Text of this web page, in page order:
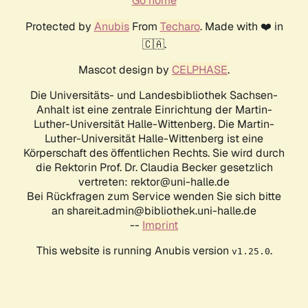
Protected by AnubisFrom Techaro. Made with ❤️ in
🇨🇦.
Mascot design by CELPHASE.
Die Universitäts- und Landesbibliothek Sachsen-
Anhalt ist eine zentrale Einrichtung der Martin-
Luther-Universität Halle-Wittenberg. Die Martin-
Luther-Universität Halle-Wittenberg ist eine
Körperschaft des öffentlichen Rechts. Sie wird durch
die Rektorin Prof. Dr. Claudia Becker gesetzlich
vertreten: rektor@uni-halle.de
Bei Rückfragen zum Service wenden Sie sich bitte
an shareit.admin@bibliothek.uni-halle.de
-- Imprint
This website is running Anubis version v1.25.0.